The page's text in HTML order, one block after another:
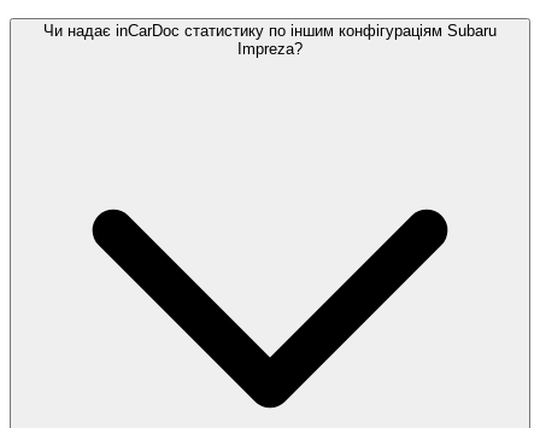
Чи надає inCarDoc статистику по іншим конфігураціям Subaru
Impreza?